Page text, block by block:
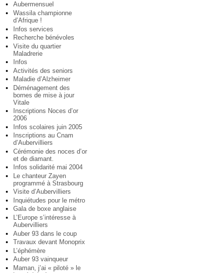
Aubermensuel
Wassila championne
d’Afrique !
Infos services
Recherche bénévoles
Visite du quartier
Maladrerie
Infos
Activités des seniors
Maladie d’Alzheimer
Déménagement des
bornes de mise à jour
Vitale
Inscriptions Noces d’or
2006
Infos scolaires juin 2005
Inscriptions au Cnam
d’Aubervilliers
Cérémonie des noces d’or
et de diamant.
Infos solidarité mai 2004
Le chanteur Zayen
programmé à Strasbourg
Visite d’Aubervilliers
Inquiétudes pour le métro
Gala de boxe anglaise
L’Europe s’intéresse à
Aubervilliers
Auber 93 dans le coup
Travaux devant Monoprix
L’éphémère
Auber 93 vainqueur
Maman, j’ai « piloté » le